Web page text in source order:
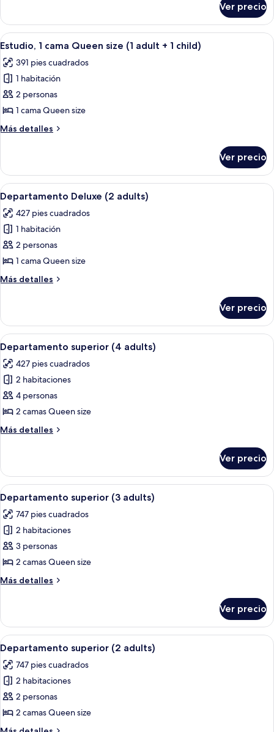
size
(1
adult)
1
cama
Queen
(1
adult)
Ver precio
Abrir
todas
las
fotos
de
Estudio,
1
cama
size
(1
adult
+
1
child)
Habitación de hotel con pared de
10
Estudio, 1 cama Queen size (1 adult + 1 child)
391 pies cuadrados
1 habitación
2 personas
1 cama Queen size
Más detalles
Más
1
cama
Queen
size
(1
adult
child)
Ver precio
Abrir
todas
las
fotos
de
Departamento
Deluxe
(2
Habitación de hotel moderna con
8
Departamento Deluxe (2 adults)
427 pies cuadrados
1 habitación
2 personas
1 cama Queen size
Más detalles
Más
Deluxe
(2
adults)
Ver precio
Abrir
todas
las
fotos
de
Departamento
superior
(4
Una habitación de hotel con una
11
Departamento superior (4 adults)
427 pies cuadrados
2 habitaciones
4 personas
2 camas Queen size
Más detalles
Más
superior
(4
adults)
Ver precio
Abrir
todas
las
fotos
de
Departamento
superior
(3
Una habitación de hotel con una
11
Departamento superior (3 adults)
747 pies cuadrados
2 habitaciones
3 personas
2 camas Queen size
Más detalles
Más
superior
(3
adults)
Ver precio
Abrir
todas
las
fotos
de
Departamento
superior
Una habitación de hotel con una
10
Departamento superior (2 adults)
747 pies cuadrados
2 habitaciones
2 personas
2 camas Queen size